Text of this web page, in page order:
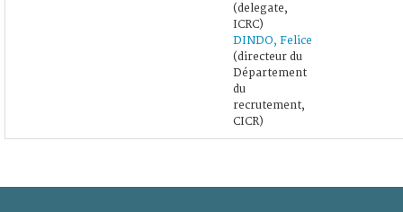
(delegate,
ICRC)
DINDO, Felice
(directeur du
Département
du
recrutement,
CICR)